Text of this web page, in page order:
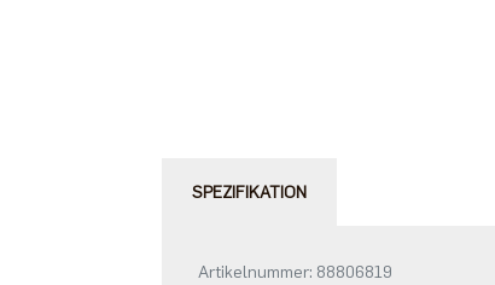
SPEZIFIKATION
Artikelnummer: 88806819